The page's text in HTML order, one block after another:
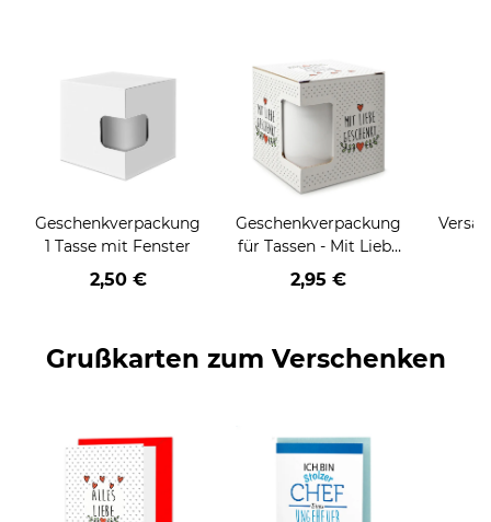
Geschenkverpackung
1 Tasse mit Fenster
2,50 €
Geschenkverpackung
für Tassen - Mit Liebe
geschenkt
2,95 €
Grußkarten zum Verschenken